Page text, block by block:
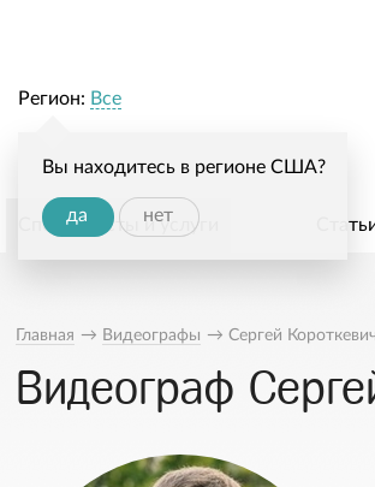
Регион: Все
Вы находитесь в регионе США?
да нет
Специалисты и услуги
Главная → Видеографы → Сергей Короткевич
Видеограф